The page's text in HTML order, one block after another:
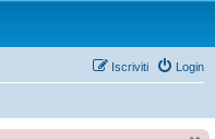
Login
Iscriviti